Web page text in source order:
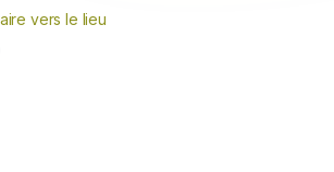
vers le lieu